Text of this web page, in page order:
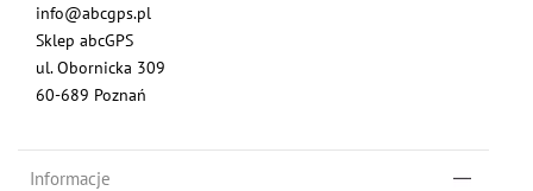
info@abcgps.pl
Sklep abcGPS
ul. Obornicka 309
60-689 Poznań
Informacje